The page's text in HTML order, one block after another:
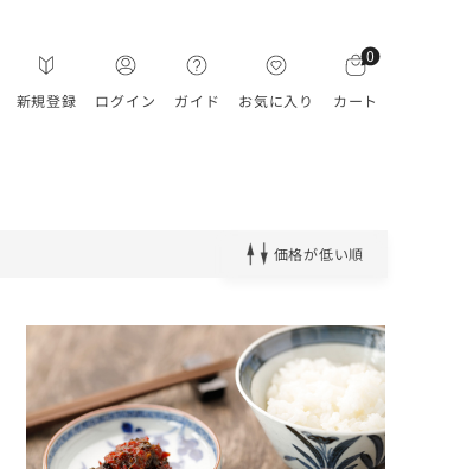
新規登録 ログイン ガイド お気に入り
0
カート
価格が低い順